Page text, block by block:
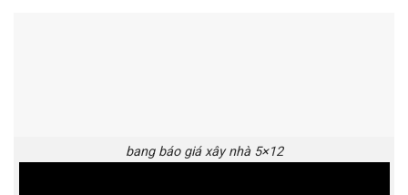
bang báo giá xây nhà 5×12